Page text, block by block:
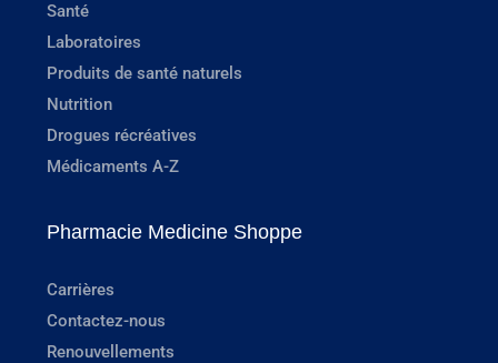
Santé
Laboratoires
Produits de santé naturels
Nutrition
Drogues récréatives
Médicaments A-Z
Pharmacie Medicine Shoppe
Carrières
Contactez-nous
Renouvellements